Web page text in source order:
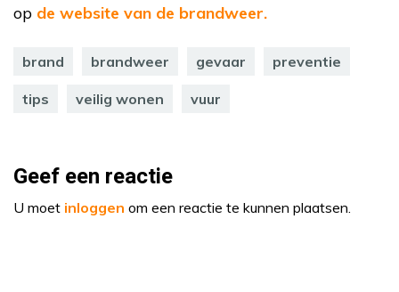
op de website van de brandweer.
brand brandweer gevaar preventie
tips veilig wonen vuur
Geef een reactie
U moet inloggen om een reactie te kunnen plaatsen.